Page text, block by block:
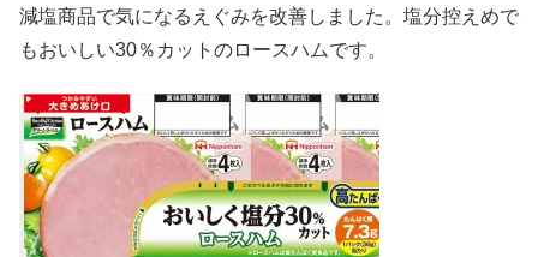
減塩商品で気になるえぐみを改善しました。塩分控えめで
もおいしい30％カットのロースハムです。